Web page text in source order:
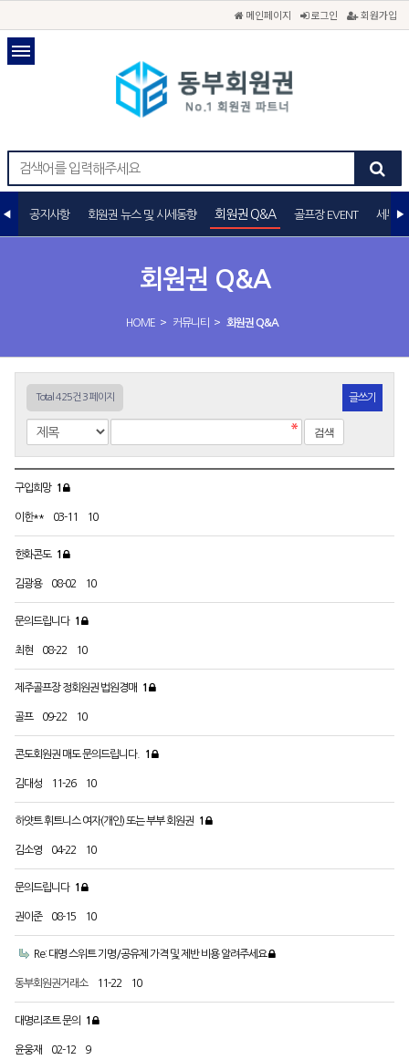
메인페이지 로그인 회원가입
회원권 Q&A
HOME > 커뮤니티 > 회원권 Q&A
공지사항 회원권 뉴스 및 시세동향 회원권 Q&A 골프장 EVENT 세무상
Total 425건 3 페이지 글쓰기
구입희망 1
이한** 03-11 10
한화콘도 1
김광용 08-02 10
문의드립니다 1
최현 08-22 10
제주골프장 정회원권 법원경매 1
골프 09-22 10
콘도회원권 매도 문의드립니다. 1
김대성 11-26 10
하얏트 휘트니스 여자(개인) 또는 부부 회원권 1
김소영 04-22 10
문의드립니다 1
권이준 08-15 10
Re: 대명 스위트 기명/공유제 가격 및 제반 비용 알려주세요
동부회원권거래소 11-22 10
대명리조트 문의 1
윤웅재 02-12 9